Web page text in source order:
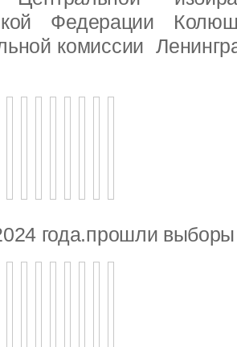
Федерации
комиссии
года.прошли